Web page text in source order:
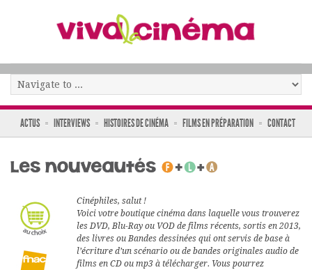
ACTUS INTERVIEWS HISTOIRES DE CINÉMA FILMS EN PRÉPARATION CONTACT
Cinéphiles, salut !
Voici votre boutique cinéma dans laquelle vous trouverez
les DVD, Blu-Ray ou VOD de films récents, sortis en 2013,
des livres ou Bandes dessinées qui ont servis de base à
l’écriture d’un scénario ou de bandes originales audio de
films en CD ou mp3 à télécharger. Vous pourrez